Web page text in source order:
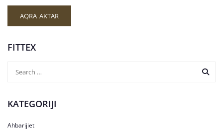
AQRA AKTAR
FITTEX
KATEGORIJI
Ahbarijiet